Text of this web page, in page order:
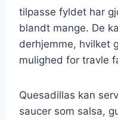
tilpasse fyldet har
blandt mange. De
derhjemme, hvilket
mulighed for travle
Quesadillas kan
saucer som salsa,